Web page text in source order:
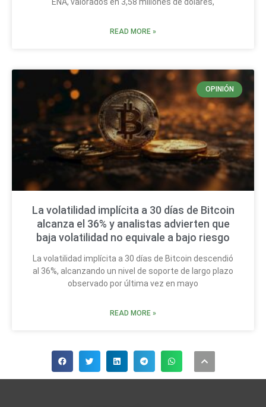
ENA, valorados en 3,58 millones de dólares,
READ MORE »
OPINIÓN
La volatilidad implícita a 30 días de Bitcoin
alcanza el 36% y analistas advierten que
baja volatilidad no equivale a bajo riesgo
La volatilidad implícita a 30 días de Bitcoin descendió
al 36%, alcanzando un nivel de soporte de largo plazo
observado por última vez en mayo
READ MORE »